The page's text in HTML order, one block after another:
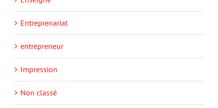
Entreprenariat
entrepreneur
Impression
Non classé